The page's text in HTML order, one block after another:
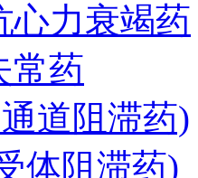
心力衰竭药
常药
道阻滞药)
体阻滞药)